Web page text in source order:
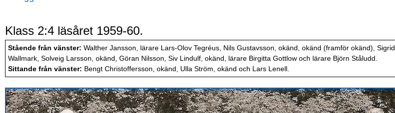
Klass 2:4 läsåret 1959-60.
Stående från vänster: Walther Jansson, lärare Lars-Olov Tegréus, Nils Gustavsson, okänd, okänd (framför okänd), Sigrid
Wallmark, Solveig Larsson, okänd, Göran Nilsson, Siv Lindulf, okänd, lärare Birgitta Gottlow och lärare Björn Ståludd.
Sittande från vänster: Bengt Christoffersson, okänd, Ulla Ström, okänd och Lars Lenell.